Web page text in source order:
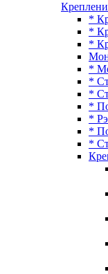
*
*
*
*
*
*
*
*
*
*